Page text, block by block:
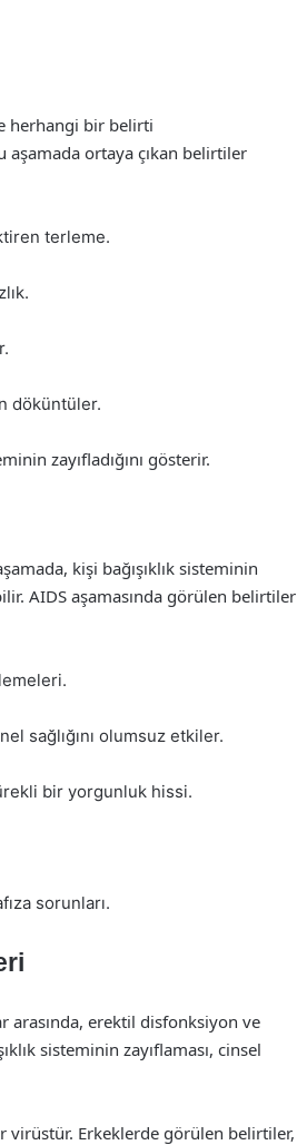
herhangi bir belirti
ortaya çıkan belirtiler
terleme.
döküntüler.
zayıfladığını gösterir.
kişi bağışıklık sisteminin
AIDS aşamasında görülen belirtiler
sağlığını olumsuz etkiler.
bir yorgunluk hissi.
sorunları.
arasında, erektil disfonksiyon ve
sisteminin zayıflaması, cinsel
virüstür. Erkeklerde görülen belirtiler,